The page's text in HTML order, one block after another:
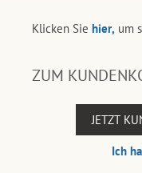
Klicken Sie hier, um
ZUM
JETZT
Ich